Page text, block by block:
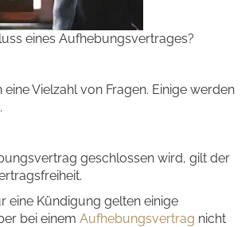
eines Aufhebungsvertrages?
eine Vielzahl von Fragen. Einige werden
geschlossen wird, gilt der
eine Kündigung gelten einige
bei einem Aufhebungsvertrag nicht